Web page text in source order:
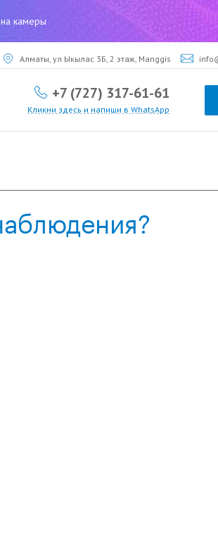
камеры
Алматы, ул Ыкылас 3Б, 2 этаж, Manggis
+7 (727) 317-61-61
Кликни здесь и напиши в WhatsApp